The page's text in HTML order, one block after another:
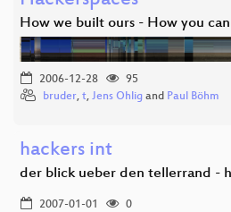
How we built ours - How you
2006-12-28
95
bruder, t, Jens Ohlig and Paul Böhm
hackers int
der blick ueber den tellerrand -
2007-01-01
0